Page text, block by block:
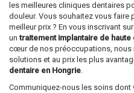
les meilleures cliniques dentaires
douleur. Vous souhaitez vous faire
meilleur prix ? En vous inscrivant
untraitement implantaire de haute
cœur de nos préoccupations, nous
solutions et au prix les plus
dentaire en Hongrie.
Communiquez-nous les soins dont